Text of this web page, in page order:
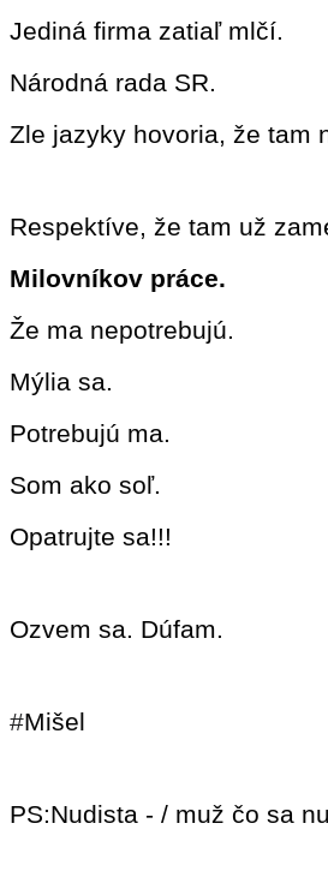
Jediná firma zatiaľ mlčí.
Národná rada SR.
Zle jazyky hovoria, že tam
Respektíve, že tam už
Milovníkov práce.
Že ma nepotrebujú.
Mýlia sa.
Potrebujú ma.
Som ako soľ.
Opatrujte sa!!!
Ozvem sa. Dúfam.
#Mišel
PS:Nudista - / muž čo sa